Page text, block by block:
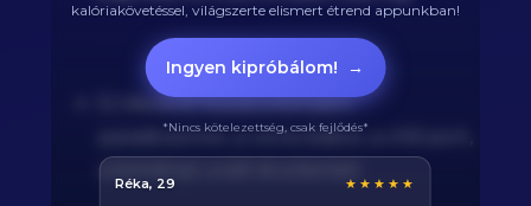
5.) Keverd hozzá a konzerv
paradicsomot, a vörös babot, a chili port,
a köményt, a sót és a borsot.
kalóriakövetéssel, világszerte elismert étrend appunkban!
Ingyen kipróbálom! →
*Nincs kötelezettség, csak fejlődés*
Balázs, 38 ★★★★★